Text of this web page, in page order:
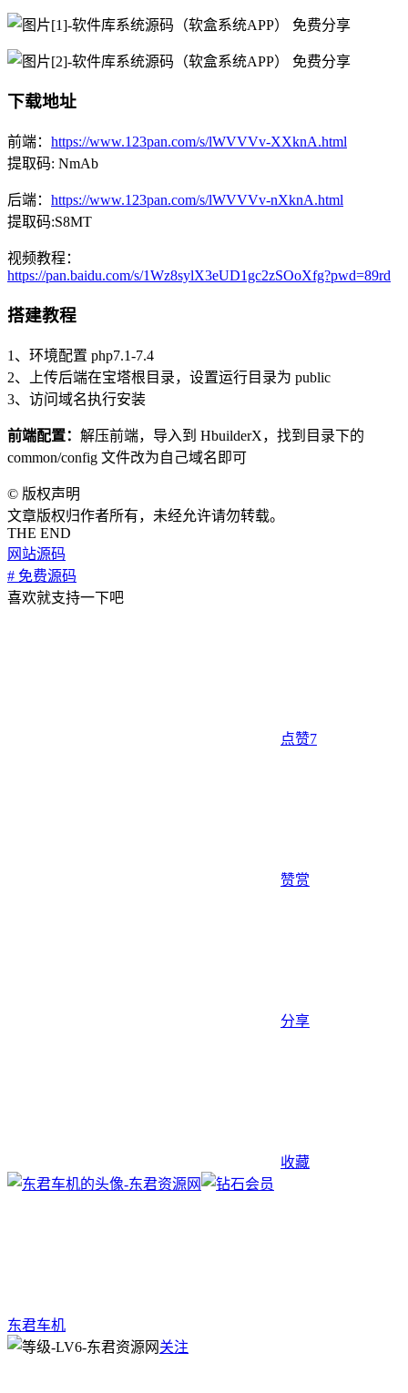
下载地址
前端： https://www.123pan.com/s/lWVVVv-XXknA.html
提取码: NmAb
后端： https://www.123pan.com/s/lWVVVv-nXknA.html
提取码:S8MT
视频教程：
https://pan.baidu.com/s/1Wz8sylX3eUD1gc2zSOoXfg?pwd=89rd
搭建教程
1、环境配置 php7.1-7.4
2、上传后端在宝塔根目录，设置运行目录为 public
3、访问域名执行安装
前端配置： 解压前端，导入到 HbuilderX，找到目录下的
common/config 文件改为自己域名即可
© 版权声明
文章版权归作者所有，未经允许请勿转载。
THE END
网站源码
# 免费源码
喜欢就支持一下吧
点赞7
赞赏
分享
收藏
东君车机
关注